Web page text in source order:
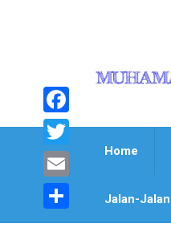
Home
Jalan-Jalan
Facebook
Twitter
Email
Share